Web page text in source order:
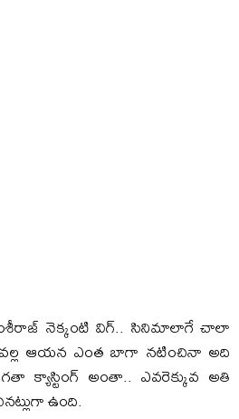
నెక్కంటి విగ్.. సినిమాలాగే చాలా
ఆయన ఎంత బాగా నటించినా అది
క్యాస్టింగ్ అంతా.. ఎవరెక్కువ అతి
ఉంది.